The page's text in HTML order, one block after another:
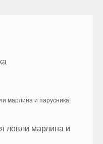
ловли марлина и